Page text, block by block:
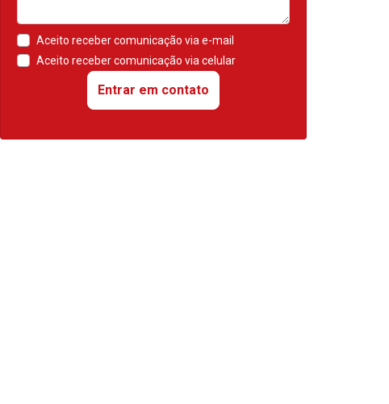
Aceito receber comunicação via e-mail
Aceito receber comunicação via celular
Entrar em contato